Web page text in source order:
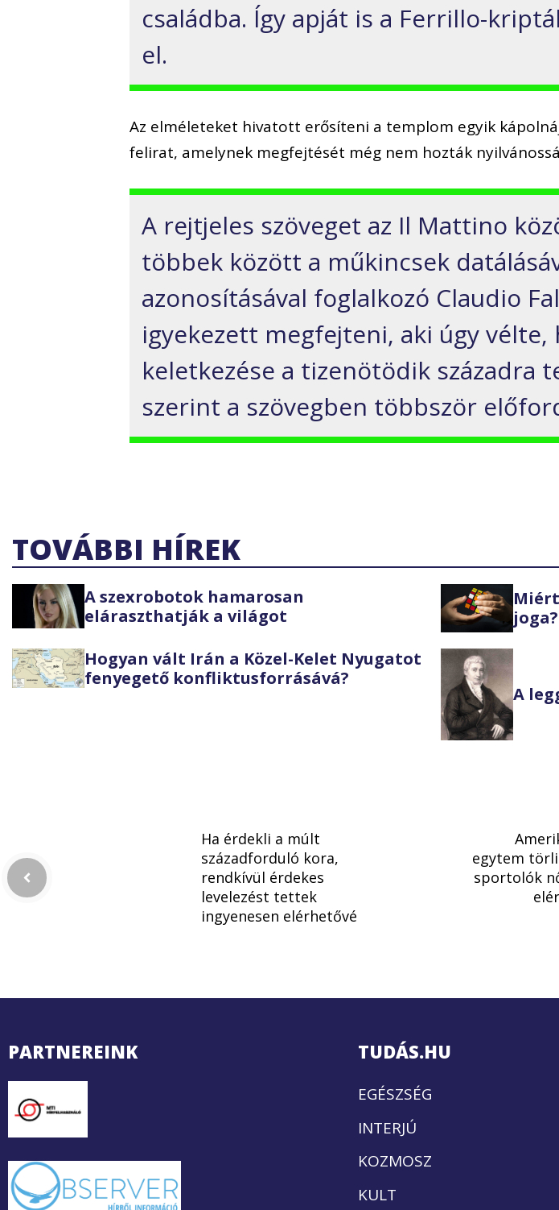
családba. Így apját is a Ferrillo-
el.
Az elméleteket hivatott erősíteni a templom egyik
felirat, amelynek megfejtését még nem hozták
A rejtjeles szöveget az Il Mattino
többek között a műkincsek
azonosításával foglalkozó Claudio
igyekezett megfejteni, aki úgy vélte,
keletkezése a tizenötödik századra
szerint a szövegben többször
TOVÁBBI HÍREK
A szexrobotok hamarosan
eláraszthatják a világot
joga?
Hogyan vált Irán a Közel-Kelet Nyugatot
fenyegető konfliktusforrásává?
A
Ha érdekli a múlt
századforduló kora,
rendkívül érdekes
levelezést tettek
ingyenesen elérhetővé
egytem
sportolók
PARTNEREINK TUDÁS.HU
EGÉSZSÉG
INTERJÚ
KOZMOSZ
KULT